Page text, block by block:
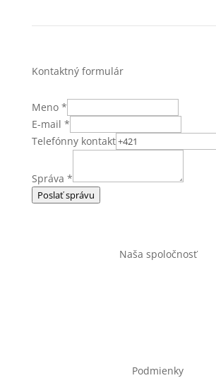
Kontaktný formulár
Meno *
E-mail *
Telefónny kontakt
Správa *
Poslať správu
Naša spoločnosť
Podmienky